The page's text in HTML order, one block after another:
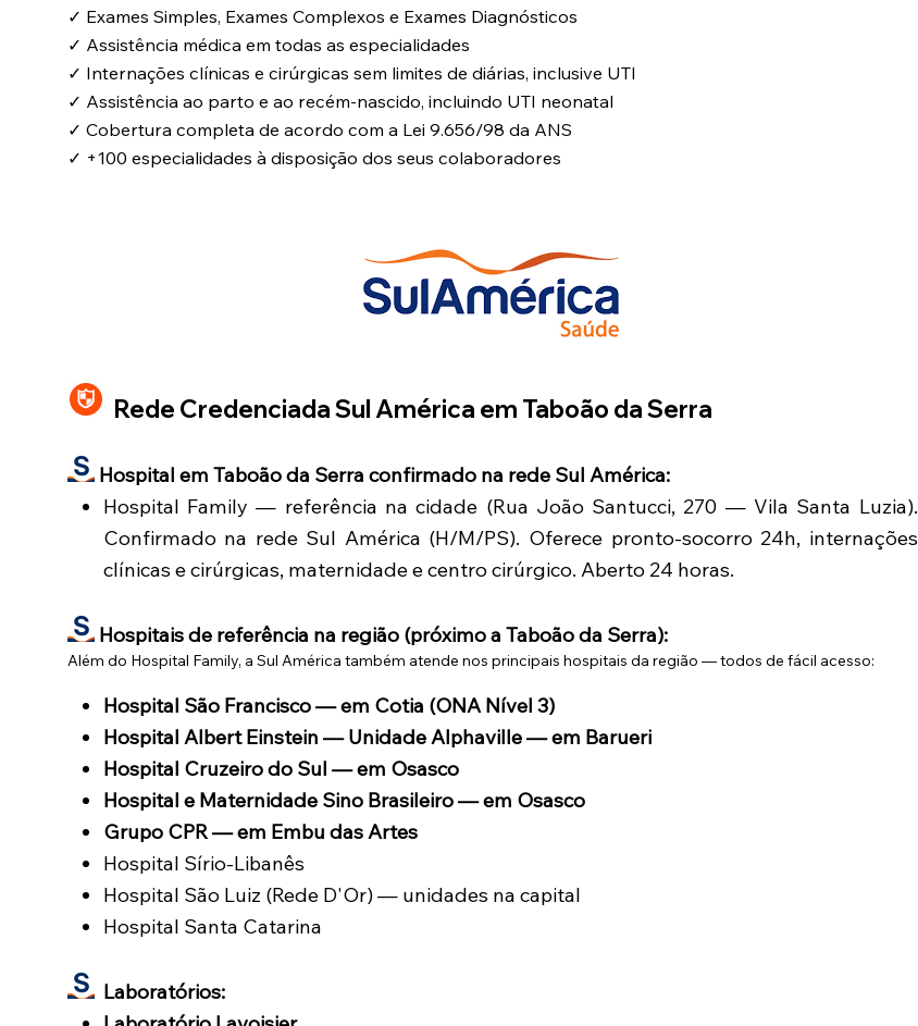
✓ Exames Simples, Exames Complexos e Exames Diagnósticos
✓ Assistência médica em todas as especialidades
✓ Internações clínicas e cirúrgicas sem limites de diárias, inclusive UTI
✓ Assistência ao parto e ao recém-nascido, incluindo UTI neonatal
✓ Cobertura completa de acordo com a Lei 9.656/98 da ANS
✓ +100 especialidades à disposição dos seus colaboradores
Rede Credenciada Sul América em Taboão da Serra
Hospital em Taboão da Serra confirmado na rede Sul América:
Hospital Family — referência na cidade (Rua João Santucci, 270 — Vila Santa Luzia).
Confirmado na rede Sul América (H/M/PS). Oferece pronto-socorro 24h, internações
clínicas e cirúrgicas, maternidade e centro cirúrgico. Aberto 24 horas.
Hospitais de referência na região (próximo a Taboão da Serra):
Além do Hospital Family, a Sul América também atende nos principais hospitais da região — todos de fácil acesso:
Hospital São Francisco — em Cotia (ONA Nível 3)
Hospital Albert Einstein — Unidade Alphaville — em Barueri
Hospital Cruzeiro do Sul — em Osasco
Hospital e Maternidade Sino Brasileiro — em Osasco
Grupo CPR — em Embu das Artes
Hospital Sírio-Libanês
Hospital São Luiz (Rede D'Or) — unidades na capital
Hospital Santa Catarina
Laboratórios: